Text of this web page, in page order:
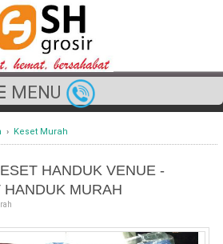
MENU
› Keset Murah
HANDUK VENUE -
MURAH